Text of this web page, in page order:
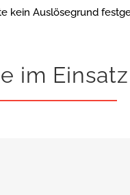
kein Auslösegrund
im Einsatz